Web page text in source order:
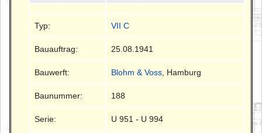
Typ: VII C
Bauauftrag: 25.08.1941
Bauwerft: Blohm & Voss , Hamburg
Baunummer: 188
Serie: U 951 - U 994